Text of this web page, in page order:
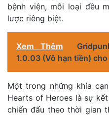
bệnh viện, mỗi loại đều
lược riêng biệt.
Xem Thêm
1.0.03 (Vô hạn tiền)
Một trong những khía
Hearts of Heroes là sự
chiến đấu theo thời gian